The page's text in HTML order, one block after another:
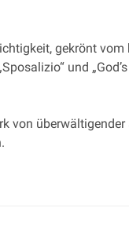
gekrönt vom
und
von